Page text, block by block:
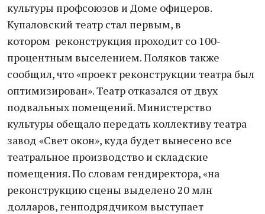
культуры профсоюзов и Доме офицеров.
Купаловский театр стал первым, в
котором реконструкция проходит со 100-
процентным выселением. Поляков также
сообщил, что «проект реконструкции театра был
оптимизирован». Театр отказался от двух
подвальных помещений. Министерство
культуры обещало передать коллективу театра
завод «Свет окон», куда будет вынесено все
театральное производство и складские
помещения. По словам гендиректора, «на
реконструкцию сцены выделено 20 млн
долларов, генподрядчиком выступает